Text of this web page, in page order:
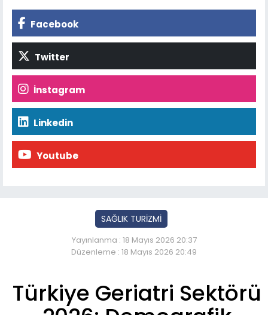
Facebook
Twitter
İnstagram
Linkedin
Youtube
SAĞLIK TURİZMİ
Yayınlanma : 18 Mayıs 2026 20:37
Düzenleme : 18 Mayıs 2026 20:49
Türkiye Geriatri Sektörü